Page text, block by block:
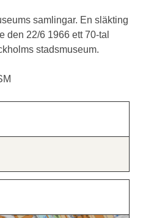
samlingar. En släkting
den 22/6 1966 ett 70-tal
stadsmuseum.